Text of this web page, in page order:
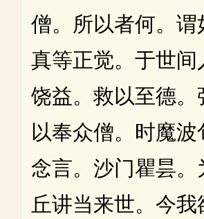
僧。所以者何。谓
真等正觉。于世间
饶益。救以至德。
以奉众僧。时魔波
念言。沙门瞿昙。
丘讲当来世。今我